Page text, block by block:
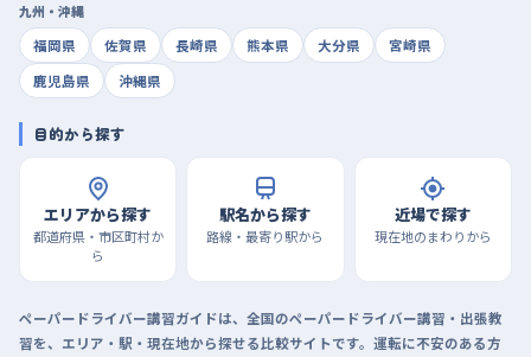
九州・沖縄
福岡県
佐賀県 長崎県 熊本県 大分県
宮崎県
鹿児島県
沖縄県
目的から探す
エリアから探す
都道府県・市区町村か
ら
駅名から探す
路線・最寄り駅から
近場で探す
現在地のまわりから
ペーパードライバー講習ガイドは、全国のペーパードライバー講習・出張教
習を、エリア・駅・現在地から探せる比較サイトです。運転に不安のある方